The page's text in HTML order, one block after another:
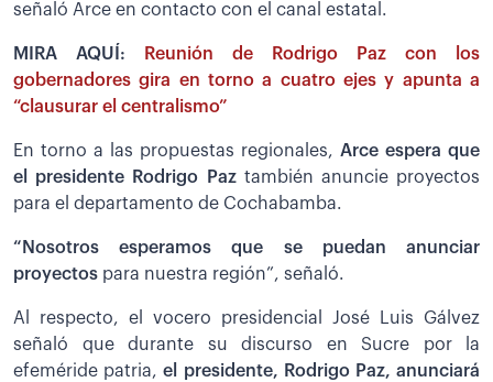
señaló Arce en contacto con el canal estatal.
MIRA AQUÍ:
Reunión de Rodrigo Paz con los
gobernadores gira en torno a cuatro ejes y apunta a
“clausurar el centralismo”
En torno a las propuestas regionales, Arce espera que
el presidente Rodrigo Paz también anuncie proyectos
para el departamento de Cochabamba.
“Nosotros esperamos que se puedan anunciar
proyectos para nuestra región”, señaló.
Al respecto, el vocero presidencial José Luis Gálvez
señaló que durante su discurso en Sucre por la
efeméride patria,el presidente, Rodrigo Paz, anunciará